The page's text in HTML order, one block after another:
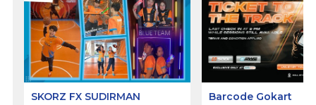
SKORZ FX SUDIRMAN Barcode Gokart